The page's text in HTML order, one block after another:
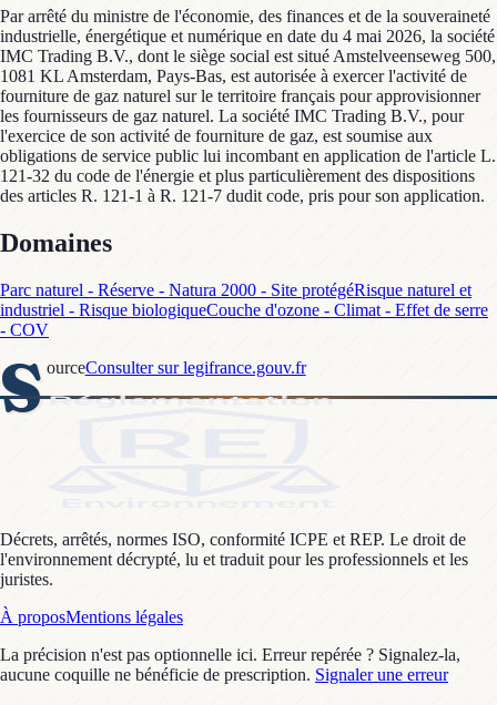
Par arrêté du ministre de l'économie, des finances et de la souveraineté
industrielle, énergétique et numérique en date du 4 mai 2026, la société
IMC Trading B.V., dont le siège social est situé Amstelveenseweg 500,
1081 KL Amsterdam, Pays-Bas, est autorisée à exercer l'activité de
fourniture de gaz naturel sur le territoire français pour approvisionner
les fournisseurs de gaz naturel. La société IMC Trading B.V., pour
l'exercice de son activité de fourniture de gaz, est soumise aux
obligations de service public lui incombant en application de l'article L.
121-32 du code de l'énergie et plus particulièrement des dispositions
des articles R. 121-1 à R. 121-7 dudit code, pris pour son application.
Domaines
Parc naturel - Réserve - Natura 2000 - Site protégéRisque naturel et
industriel - Risque biologiqueCouche d'ozone - Climat - Effet de serre
- COV
S ourceConsulter sur legifrance.gouv.fr
Décrets, arrêtés, normes ISO, conformité ICPE et REP. Le droit de
l'environnement décrypté, lu et traduit pour les professionnels et les
juristes.
À proposMentions légales
La précision n'est pas optionnelle ici. Erreur repérée ? Signalez-la,
aucune coquille ne bénéficie de prescription. Signaler une erreur